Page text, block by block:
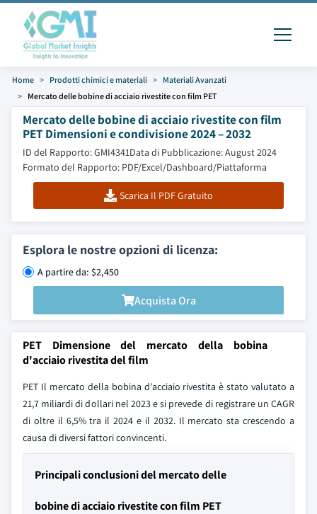
Home Prodotti chimici e materiali
Materiali Avanzati
Mercato delle bobine di acciaio rivestite con film PET
Mercato delle bobine di acciaio rivestite con film
PET Dimensioni e condivisione 2024 – 2032
ID del Rapporto: GMI4341Data di Pubblicazione: August 2024
Formato del Rapporto: PDF/Excel/Dashboard/Piattaforma
Scarica Il PDF Gratuito
Esplora le nostre opzioni di licenza:
A partire da: $2,450
Acquista Ora
PET Dimensione del mercato della bobina
d'acciaio rivestita del film
PET Il mercato della bobina d'acciaio rivestita è stato valutato a
21,7 miliardi di dollari nel 2023 e si prevede di registrare un CAGR
di oltre il 6,5% tra il 2024 e il 2032. Il mercato sta crescendo a
causa di diversi fattori convincenti.
Principali conclusioni del mercato delle
bobine di acciaio rivestite con film PET